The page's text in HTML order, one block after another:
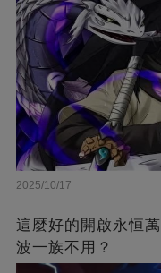
2025/10/17
這麼好的開啟永恒
波一族不用？